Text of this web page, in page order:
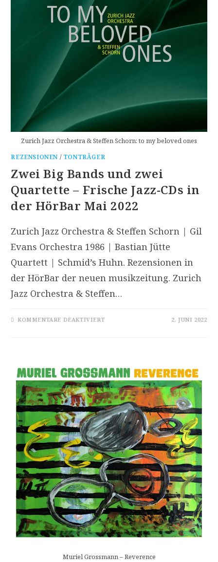
Zurich Jazz Orchestra & Steffen Schorn: to my beloved ones
REZENSIONEN / TONTRÄGER
Zwei Big Bands und zwei
Quartette – Frische Jazz-CDs in
der HörBar Mai 2022
Zurich Jazz Orchestra & Steffen Schorn | Gil
Evans Orchestra 1986 | Bastian Jütte
Quartett | Schmid’s Huhn. Rezensionen in
der HörBar der neuen musikzeitung. Zurich
Jazz Orchestra & Steffen…
KOMMENTARE DEAKTIVIERTFÜR
FRISCHE
JAZZ-
CDS
IN
DER
HÖRBAR
MAI
2022
2. JUNI 2022
Muriel Grossmann – Reverence